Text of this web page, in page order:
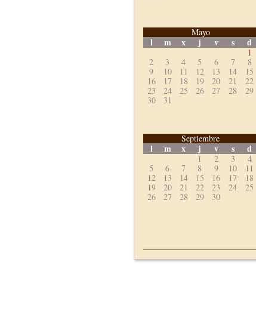
Mayo
l m x j v s d
1
2
3 4 5 6 7
8
9
10 11 12 13 14
15
16
17 18 19 20 21
22
23
24 25 26 27 28
29
30
31
Septiembre
l m x j v s d
1 2 3
4
5
6 7 8 9 10
11
12
13 14 15 16 17
18
19
20 21 22 23 24
25
26
27 28 29 30